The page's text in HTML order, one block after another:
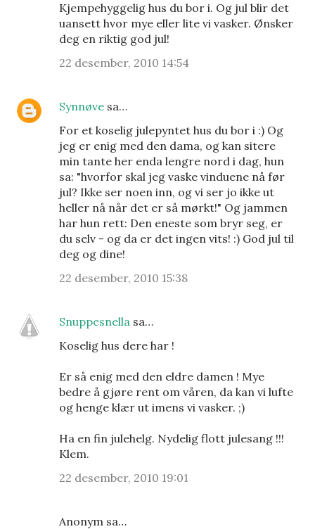
Kjempehyggelig hus du bor i. Og jul blir det
uansett hvor mye eller lite vi vasker. Ønsker
deg en riktig god jul!
22 desember, 2010 14:54
Synnøve sa…
For et koselig julepyntet hus du bor i :) Og
jeg er enig med den dama, og kan sitere
min tante her enda lengre nord i dag, hun
sa: "hvorfor skal jeg vaske vinduene nå før
jul? Ikke ser noen inn, og vi ser jo ikke ut
heller nå når det er så mørkt!" Og jammen
har hun rett: Den eneste som bryr seg, er
du selv - og da er det ingen vits! :) God jul til
deg og dine!
22 desember, 2010 15:38
Snuppesnella sa…
Koselig hus dere har !
Er så enig med den eldre damen ! Mye
bedre å gjøre rent om våren, da kan vi lufte
og henge klær ut imens vi vasker. ;)
Ha en fin julehelg. Nydelig flott julesang !!!
Klem.
22 desember, 2010 19:01
Anonym sa…